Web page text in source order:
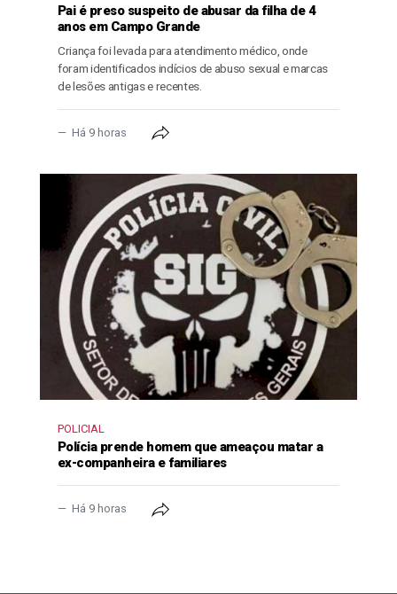
Pai é preso suspeito de abusar da filha de 4
anos em Campo Grande
Criança foi levada para atendimento médico, onde
foram identificados indícios de abuso sexual e marcas
de lesões antigas e recentes.
Há 9 horas
POLICIAL
Polícia prende homem que ameaçou matar a
ex-companheira e familiares
Há 9 horas